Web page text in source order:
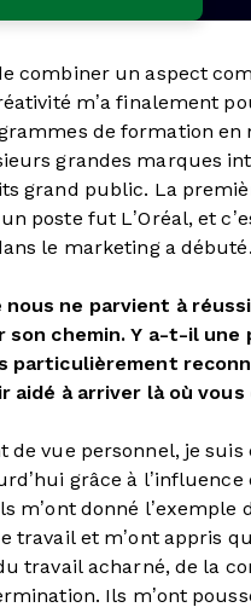
combiner un aspect
m’a finalement
de formation en
grandes marques
grand public. La
poste fut L’Oréal, et
le marketing a débuté.
nous ne parvient à
son chemin. Y a-t-il une
particulièrement
aidé à arriver là où vous
de vue personnel, je
grâce à l’influence
m’ont donné l’exemple
travail et m’ont appris
travail acharné, de la
Ils m’ont